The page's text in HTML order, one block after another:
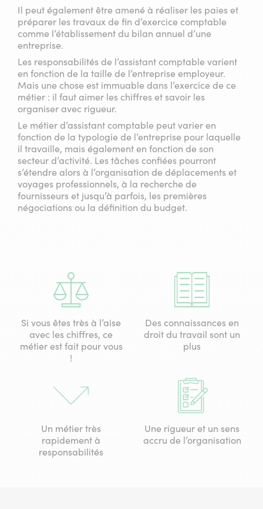
Il peut également être amené à réaliser les paies et
préparer les travaux de fin d’exercice comptable
comme l’établissement du bilan annuel d’une
entreprise.
Les responsabilités de l’assistant comptable varient
en fonction de la taille de l’entreprise employeur.
Mais une chose est immuable dans l’exercice de ce
métier : il faut aimer les chiffres et savoir les
organiser avec rigueur.
Le métier d’assistant comptable peut varier en
fonction de la typologie de l’entreprise pour laquelle
il travaille, mais également en fonction de son
secteur d’activité. Les tâches confiées pourront
s’étendre alors à l’organisation de déplacements et
voyages professionnels, à la recherche de
fournisseurs et jusqu’à parfois, les premières
négociations ou la définition du budget.
Si vous êtes très à l’aise
avec les chiffres, ce
métier est fait pour vous
!
Des connaissances en
droit du travail sont un
plus
Un métier très
rapidement à
responsabilités
Une rigueur et un sens
accru de l’organisation